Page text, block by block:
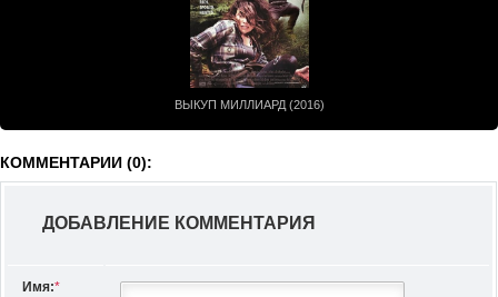
ВЫКУП МИЛЛИАРД (2016)
КОММЕНТАРИИ (0):
ДОБАВЛЕНИЕ КОММЕНТАРИЯ
Имя:*